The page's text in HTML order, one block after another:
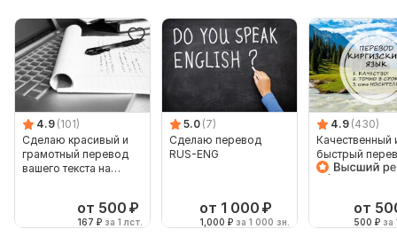
4.9 (101)
Сделаю красивый и
грамотный перевод
вашего текста на
от 500 ₽
167 ₽ за 1 лст.
5.0 (7)
Сделаю перевод
RUS-ENG
от 1 000 ₽
1,000 ₽ за 1 000 зн.
4.9 (430)
Качественный
быстрый
киргизского и
от
500 ₽ за